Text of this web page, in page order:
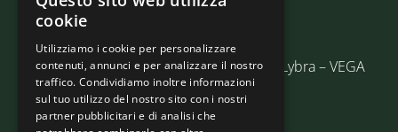
Email:info@assosped.it
PEC: assospedvenezia@pec.fedespedi.it
Indirizzo: Via delle Industrie, 19/C Edificio Lybra – VEGA
30175 Marghera (VE)
cookie
Utilizziamo i cookie per personalizzare
contenuti, annunci e per analizzare il nostro
traffico. Condividiamo inoltre informazioni
sul tuo utilizzo del nostro sito con i nostri
partner pubblicitari e di analisi che